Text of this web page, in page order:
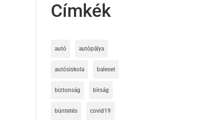
Címkék
autó autópálya
autósiskola baleset
biztonság bírság
büntetés covid19